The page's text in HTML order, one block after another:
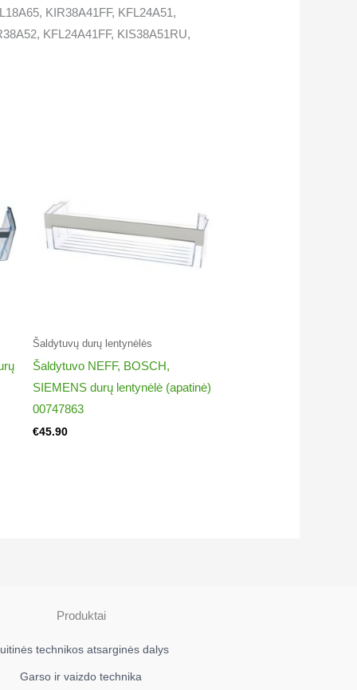
KIR38A41FF, KFL24A51,
KFL24A41FF, KIS38A51RU,
KIR38A50, KIR38A51FF,
Šaldytuvų durų lentynėlės
Šaldytuvo NEFF, BOSCH,
SIEMENS durų lentynėlė (apatinė)
00747863
€45.90
Produktai
technikos atsarginės dalys
Garso ir vaizdo technika